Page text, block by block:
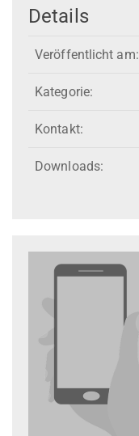
Details
Veröffentlicht am:
Kategorie:
Kontakt:
Downloads: